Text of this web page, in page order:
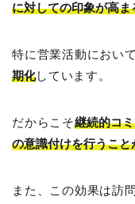
に対しての印象が高ま
特に営業活動におい
期化しています。
だからこそ継続的コ
の意識付けを行うこと
また、この効果は訪